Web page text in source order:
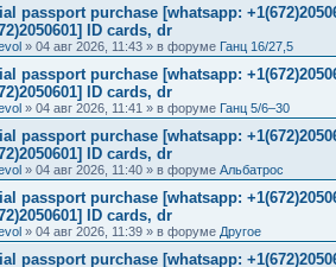
passport purchase [whatsapp:
ID cards, dr
» 04 авг 2026, 11:43 » в форуме Ганц 16/27,5
passport purchase [whatsapp:
ID cards, dr
» 04 авг 2026, 11:41 » в форуме Ганц 5/6–30
passport purchase [whatsapp:
ID cards, dr
» 04 авг 2026, 11:40 » в форуме Альбатрос
passport purchase [whatsapp:
ID cards, dr
» 04 авг 2026, 11:39 » в форуме Другое
passport purchase [whatsapp: